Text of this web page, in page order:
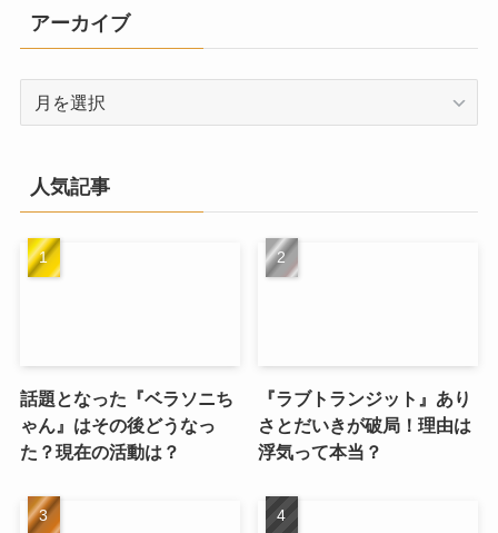
リ
ー
アーカイブ
ブ
人気記事
話題となった『ベラソニち
ゃん』はその後どうなっ
た？現在の活動は？
『ラブトランジット』あり
さとだいきが破局！理由は
浮気って本当？